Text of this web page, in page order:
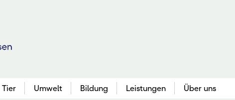
Tier Umwelt Bildung Leistungen Über uns